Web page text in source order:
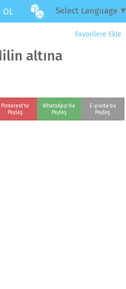
OL Select Language ▼
Favorilere Ekle
altına
Pinterest'te
Paylaş
WhatsApp'da
Paylaş
E-posta'da
Paylaş